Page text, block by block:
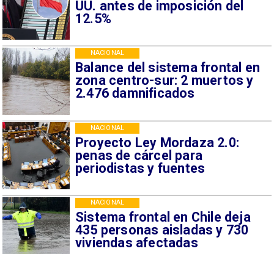
UU. antes de imposición del
12.5%
Balance del sistema frontal en
zona centro-sur: 2 muertos y
2.476 damnificados
NACIONAL
Proyecto Ley Mordaza 2.0:
penas de cárcel para
periodistas y fuentes
NACIONAL
Sistema frontal en Chile deja
435 personas aisladas y 730
viviendas afectadas
NACIONAL